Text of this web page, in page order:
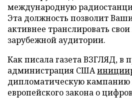
международную
Эта должность позволит
активнее транслировать
зарубежной аудитории.
Как писала газета ВЗГЛЯД, в
администрация США
дипломатическую кампанию
европейского закона о